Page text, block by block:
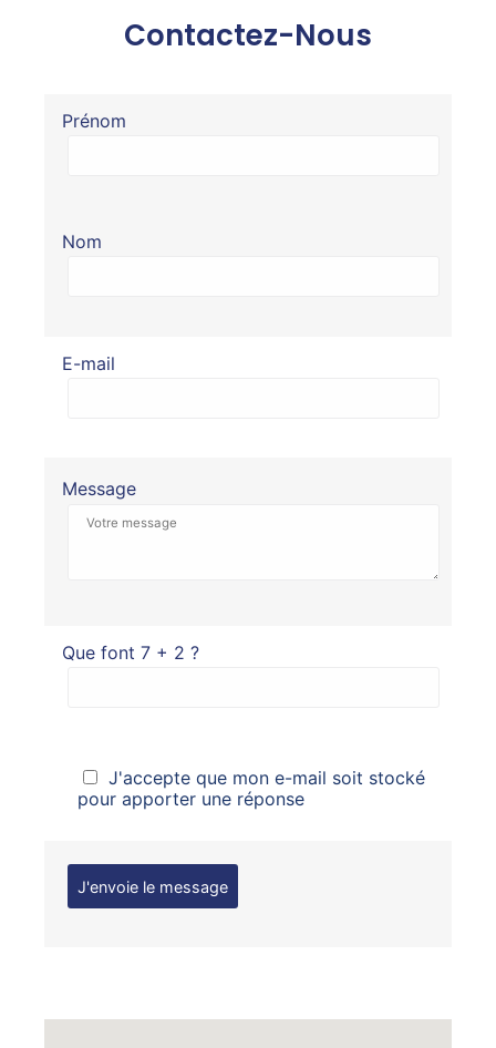
Contactez-Nous
Prénom
Nom
E-mail
Message
Que font 7 + 2 ?
J'accepte que mon e-mail soit stocké
pour apporter une réponse